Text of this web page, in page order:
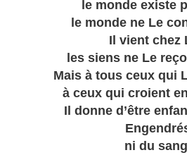
le monde existe
le monde ne Le
Il vient chez
les siens ne Le
Mais à tous ceux qui
à ceux qui croient
Il donne d’être
ni du